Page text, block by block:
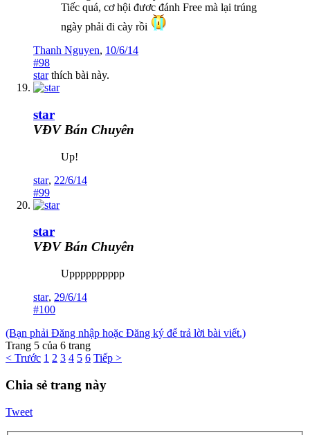
Tiếc quá, cơ hội đươc đánh Free mà lại trúng
ngày phải đi cày rồi
Thanh Nguyen, 10/6/14
#98
starthích bài này.
star
VĐV Bán Chuyên
Up!
star, 22/6/14
#99
star
VĐV Bán Chuyên
Upppppppppp
star, 29/6/14
#100
(Bạn phải Đăng nhập hoặc Đăng ký để trả lời bài viết.)
Trang 5 của 6 trang
< Trước 1 2 3 4 5 6 Tiếp >
Chia sẻ trang này
Tweet